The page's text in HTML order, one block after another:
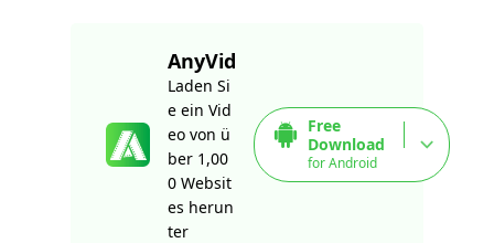
AnyVid
Laden Si
e ein Vid
eo von ü
ber 1,00
0 Websit
es herun
ter
Free
Download
for Android